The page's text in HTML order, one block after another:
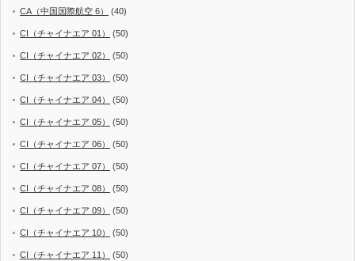
CA（中国国際航空 6） (40)
CI（チャイナエア 01） (50)
CI（チャイナエア 02） (50)
CI（チャイナエア 03） (50)
CI（チャイナエア 04） (50)
CI（チャイナエア 05） (50)
CI（チャイナエア 06） (50)
CI（チャイナエア 07） (50)
CI（チャイナエア 08） (50)
CI（チャイナエア 09） (50)
CI（チャイナエア 10） (50)
CI（チャイナエア 11） (50)